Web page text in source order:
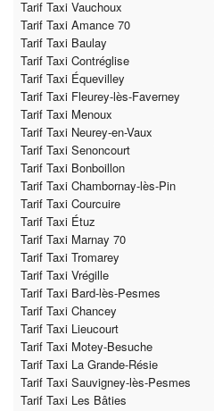
Tarif Taxi Vauchoux
Tarif Taxi Amance 70
Tarif Taxi Baulay
Tarif Taxi Contréglise
Tarif Taxi Équevilley
Tarif Taxi Fleurey-lès-Faverney
Tarif Taxi Menoux
Tarif Taxi Neurey-en-Vaux
Tarif Taxi Senoncourt
Tarif Taxi Bonboillon
Tarif Taxi Chambornay-lès-Pin
Tarif Taxi Courcuire
Tarif Taxi Étuz
Tarif Taxi Marnay 70
Tarif Taxi Tromarey
Tarif Taxi Vrégille
Tarif Taxi Bard-lès-Pesmes
Tarif Taxi Chancey
Tarif Taxi Lieucourt
Tarif Taxi Motey-Besuche
Tarif Taxi La Grande-Résie
Tarif Taxi Sauvigney-lès-Pesmes
Tarif Taxi Les Bâties